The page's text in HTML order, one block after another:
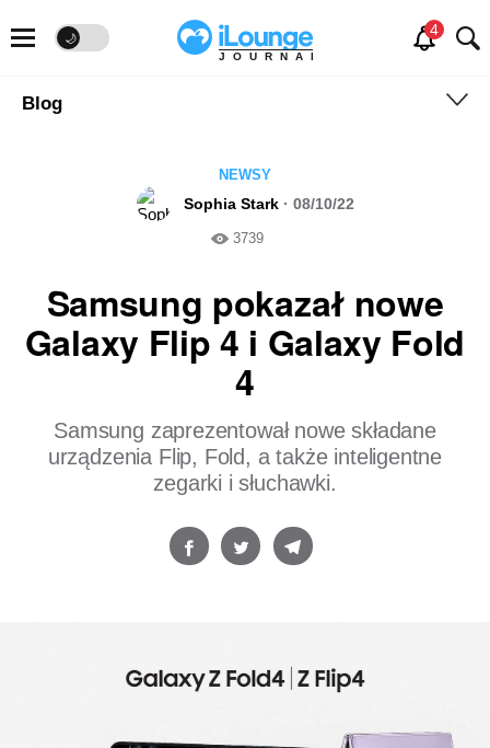
🌙
JOURNAL
Blog
NEWSY
Sophia Stark· 08/10/22
3739
Samsung pokazał nowe
Galaxy Flip 4 i Galaxy Fold
4
Samsung zaprezentował nowe składane
urządzenia Flip, Fold, a także inteligentne
zegarki i słuchawki.